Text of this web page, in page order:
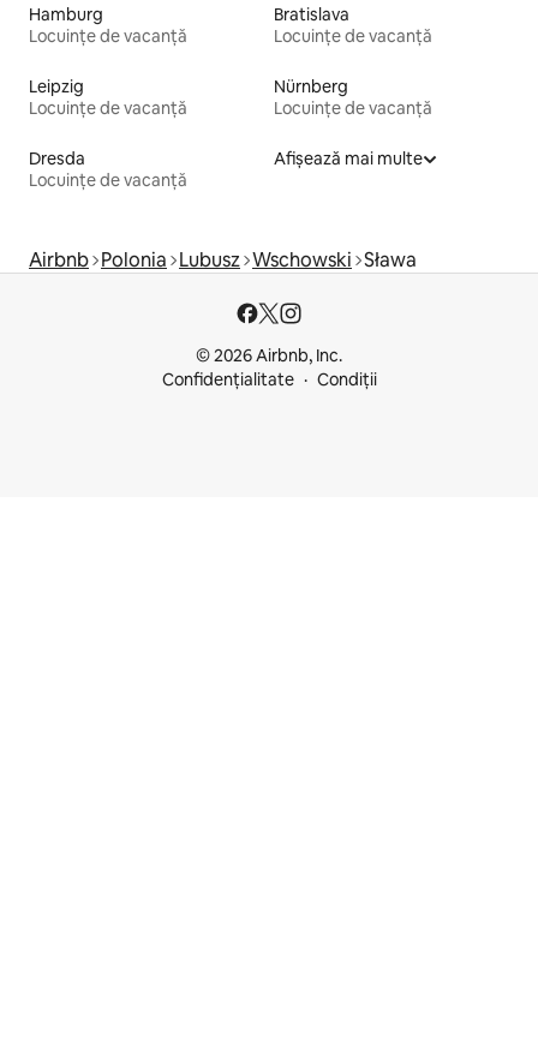
Hamburg
Locuințe de vacanță
Bratislava
Locuințe de vacanță
Leipzig
Locuințe de vacanță
Nürnberg
Locuințe de vacanță
Dresda
Locuințe de vacanță
Afișează mai multe
Airbnb Polonia Lubusz Wschowski Sława
© 2026 Airbnb, Inc.
Confidențialitate
Condiții